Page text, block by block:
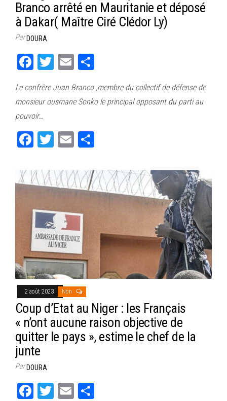
Branco arrêté en Mauritanie et déposé
à Dakar( Maître Ciré Clédor Ly)
ParDOURA
Fa
bo
ok
T
tt
er
E
ail ag
er
Le confrère Juan Branco ,membre du collectif de défense de
monsieur ousmane Sonko le principal opposant du parti au
pouvoir…
Fa
bo
ok
T
tt
er
E
ail ag
er
2 août 2023 Non
Coup d’Etat au Niger : les Français
« n’ont aucune raison objective de
quitter le pays », estime le chef de la
junte
ParDOURA
Fa T
E